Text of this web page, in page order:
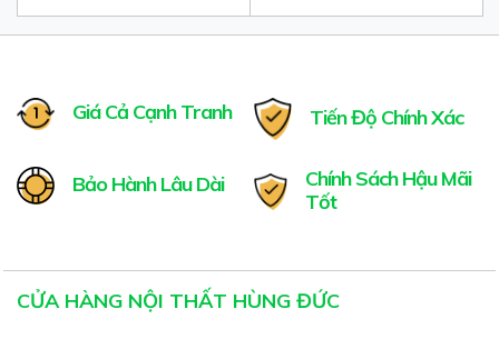
Giá Cả Cạnh Tranh Tiến Độ Chính Xác
Bảo Hành Lâu Dài
Chính Sách Hậu Mãi
Tốt
CỬA HÀNG NỘI THẤT HÙNG ĐỨC